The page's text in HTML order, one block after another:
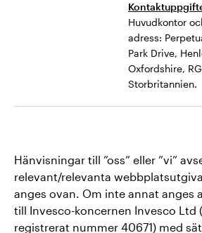
Huvudkontor
adress:
Park Drive,
Oxfordshire,
Storbritannien.
Hänvisningar till ”oss” eller ”vi”
relevant/relevanta
anges ovan. Om inte annat anges
till Invesco-koncernen Invesco Ltd
registrerat nummer 40671) med